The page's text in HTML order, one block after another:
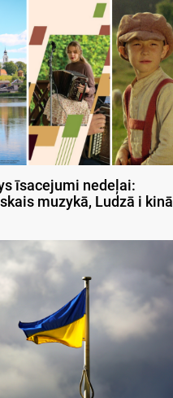
īsacejumi nedeļai:
muzykā, Ludzā i kinā